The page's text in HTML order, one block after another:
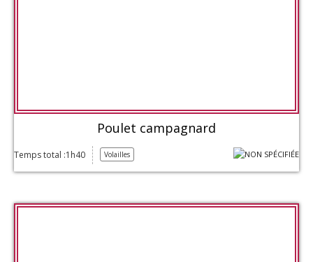
Poulet campagnard
Temps total :1h40 Volailles